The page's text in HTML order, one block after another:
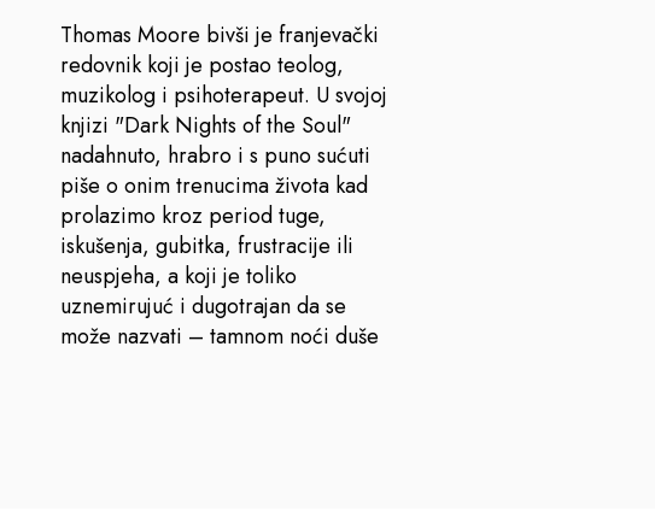
Thomas Moore bivši je franjevački
redovnik koji je postao teolog,
muzikolog i psihoterapeut. U svojoj
knjizi "Dark Nights of the Soul"
nadahnuto, hrabro i s puno sućuti
piše o onim trenucima života kad
prolazimo kroz period tuge,
iskušenja, gubitka, frustracije ili
neuspjeha, a koji je toliko
uznemirujuć i dugotrajan da se
može nazvati – tamnom noći duše